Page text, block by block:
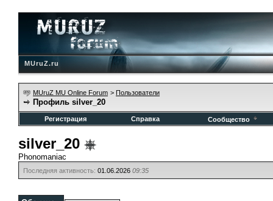
MUruZ.ru
MUruZ MU Online Forum > Пользователи
Профиль silver_20
Регистрация Справка Сообщество
silver_20
Phonomaniac
Последняя активность: 01.06.2026 09:35